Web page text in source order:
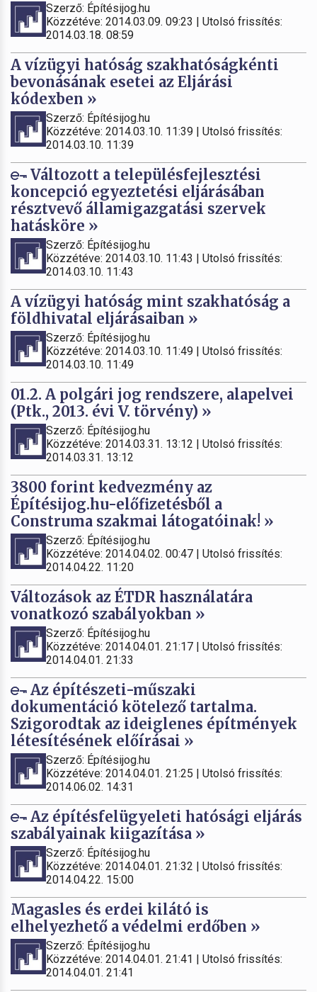
Szerző: Építésijog.hu
Közzétéve: 2014.03.09. 09:23 | Utolsó frissítés:
2014.03.18. 08:59
A vízügyi hatóság szakhatóságkénti
bevonásának esetei az Eljárási
kódexben »
Szerző: Építésijog.hu
Közzétéve: 2014.03.10. 11:39 | Utolsó frissítés:
2014.03.10. 11:39
Változott a településfejlesztési
koncepció egyeztetési eljárásában
résztvevő államigazgatási szervek
hatásköre »
Szerző: Építésijog.hu
Közzétéve: 2014.03.10. 11:43 | Utolsó frissítés:
2014.03.10. 11:43
A vízügyi hatóság mint szakhatóság a
földhivatal eljárásaiban »
Szerző: Építésijog.hu
Közzétéve: 2014.03.10. 11:49 | Utolsó frissítés:
2014.03.10. 11:49
01.2. A polgári jog rendszere, alapelvei
(Ptk., 2013. évi V. törvény) »
Szerző: Építésijog.hu
Közzétéve: 2014.03.31. 13:12 | Utolsó frissítés:
2014.03.31. 13:12
3800 forint kedvezmény az
Építésijog.hu-előfizetésből a
Construma szakmai látogatóinak! »
Szerző: Építésijog.hu
Közzétéve: 2014.04.02. 00:47 | Utolsó frissítés:
2014.04.22. 11:20
Változások az ÉTDR használatára
vonatkozó szabályokban »
Szerző: Építésijog.hu
Közzétéve: 2014.04.01. 21:17 | Utolsó frissítés:
2014.04.01. 21:33
Az építészeti-műszaki
dokumentáció kötelező tartalma.
Szigorodtak az ideiglenes építmények
létesítésének előírásai »
Szerző: Építésijog.hu
Közzétéve: 2014.04.01. 21:25 | Utolsó frissítés:
2014.06.02. 14:31
Az építésfelügyeleti hatósági eljárás
szabályainak kiigazítása »
Szerző: Építésijog.hu
Közzétéve: 2014.04.01. 21:32 | Utolsó frissítés:
2014.04.22. 15:00
Magasles és erdei kilátó is
elhelyezhető a védelmi erdőben »
Szerző: Építésijog.hu
Közzétéve: 2014.04.01. 21:41 | Utolsó frissítés:
2014.04.01. 21:41